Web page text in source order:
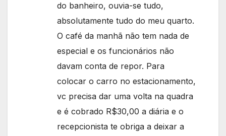
do banheiro, ouvia-se tudo,
absolutamente tudo do meu quarto.
O café da manhã não tem nada de
especial e os funcionários não
davam conta de repor. Para
colocar o carro no estacionamento,
vc precisa dar uma volta na quadra
e é cobrado R$30,00 a diária e o
recepcionista te obriga a deixar a